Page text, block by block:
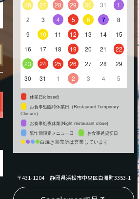
26 27 28 29 30 31
1
2
3 4 5 6 7
8
9
10 11 12 13 14
15
16
17 18 19 20 21
22
23
24 25 26 27 28
29
30
31 1 2 3 4 5
休業日(closed)
お食事処臨時休業日（Restaurant Temporary
Closure）
お食事処夜休業(Night restaurant close)
繁忙期限定メニュー日
お食事処貸切日
白焼き直売所は営業しています
〒431-1204 静岡県浜松市中央区白洲町3353-1